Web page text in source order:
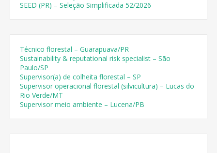
SEED (PR) – Seleção Simplificada 52/2026
Técnico florestal – Guarapuava/PR
Sustainability & reputational risk specialist – São
Paulo/SP
Supervisor(a) de colheita florestal – SP
Supervisor operacional florestal (silvicultura) – Lucas do
Rio Verde/MT
Supervisor meio ambiente – Lucena/PB